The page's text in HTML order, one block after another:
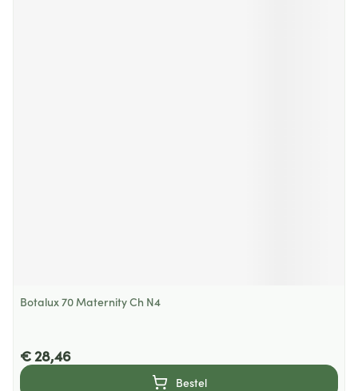
Botalux 70 Maternity Ch N4
€ 28,46
Bestel